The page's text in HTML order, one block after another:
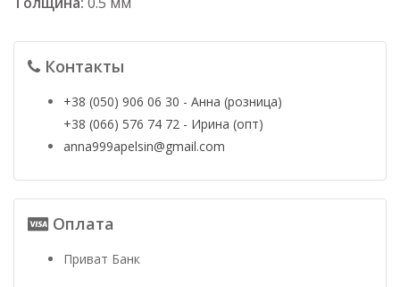
Контакты
+38 (050) 906 06 30 - Анна (розница)
+38 (066) 576 74 72 - Ирина (опт)
anna999apelsin@gmail.com
Оплата
Приват Банк